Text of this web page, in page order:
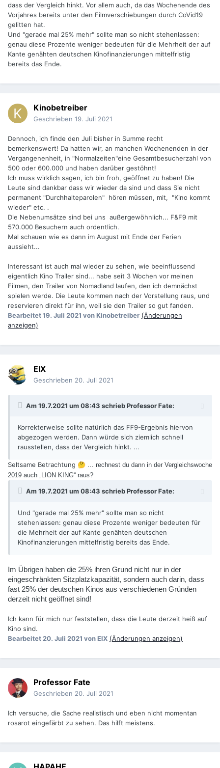
dass der Vergleich hinkt. Vor allem auch, da das Wochenende des
Vorjahres bereits unter den Filmverschiebungen durch CoVid19
gelitten hat.
Und "gerade mal 25% mehr" sollte man so nicht stehenlassen:
genau diese Prozente weniger bedeuten für die Mehrheit der auf
Kante genähten deutschen Kinofinanzierungen mittelfristig
bereits das Ende.
Kinobetreiber
Geschrieben 19. Juli 2021
Dennoch, ich finde den Juli bisher in Summe recht
bemerkenswert! Da hatten wir, an manchen Wochenenden in der
Vergangenenheit, in "Normalzeiten"eine Gesamtbesucherzahl von
500 oder 600.000 und haben darüber gestöhnt!
Ich muss wirklich sagen, ich bin froh, geöffnet zu haben! Die
Leute sind dankbar dass wir wieder da sind und dass Sie nicht
permanent "Durchhalteparolen" hören müssen, mit, "Kino kommt
wieder" etc. .
Die Nebenumsätze sind bei uns außergewöhnlich... F&F9 mit
570.000 Besuchern auch ordentlich.
Mal schauen wie es dann im August mit Ende der Ferien
aussieht...
Interessant ist auch mal wieder zu sehen, wie beeinflussend
eigentlich Kino Trailer sind... habe seit 3 Wochen vor meinen
Filmen, den Trailer von Nomadland laufen, den ich demnächst
spielen werde. Die Leute kommen nach der Vorstellung raus, und
reservieren direkt für ihn, weil sie den Trailer so gut fanden.
Bearbeitet19. Juli 2021 von Kinobetreiber (Änderungen
anzeigen)
EIX
Geschrieben 20. Juli 2021
Am 19.7.2021 um 08:43 schriebProfessor Fate:
Korrekterweise sollte natürlich das FF9-Ergebnis hiervon
abgezogen werden. Dann würde sich ziemlich schnell
rausstellen, dass der Vergleich hinkt. ...
Seltsame Betrachtung 🤔 … rechnest du dann in der Vergleichswoche
2019 auch „LION KING“ raus?
Am 19.7.2021 um 08:43 schriebProfessor Fate:
Und "gerade mal 25% mehr" sollte man so nicht
stehenlassen: genau diese Prozente weniger bedeuten für
die Mehrheit der auf Kante genähten deutschen
Kinofinanzierungen mittelfristig bereits das Ende.
Im Übrigen haben die 25% ihren Grund nicht nur in der
eingeschränkten Sitzplatzkapazität, sondern auch darin, dass
fast 25% der deutschen Kinos aus verschiedenen Gründen
derzeit nicht geöffnet sind!
Ich kann für mich nur feststellen, dass die Leute derzeit heiß auf
Kino sind.
Bearbeitet20. Juli 2021 von EIX (Änderungen anzeigen)
Professor Fate
Geschrieben 20. Juli 2021
Ich versuche, die Sache realistisch und eben nicht momentan
rosarot eingefärbt zu sehen. Das hilft meistens.